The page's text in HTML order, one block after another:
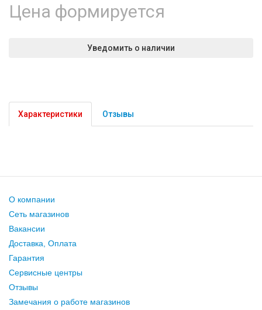
Цена формируется
Уведомить о наличии
Характеристики Отзывы
О компании
Сеть магазинов
Вакансии
Доставка, Оплата
Гарантия
Сервисные центры
Отзывы
Замечания о работе магазинов